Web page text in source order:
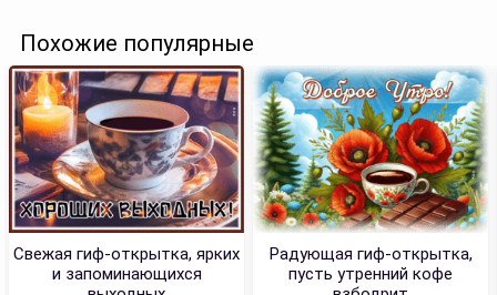
Похожие популярные
Свежая гиф-открытка, ярких
и запоминающихся
Радующая гиф-открытка,
пусть утренний кофе